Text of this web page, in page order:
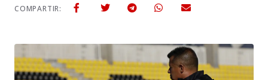
COMPARTIR: